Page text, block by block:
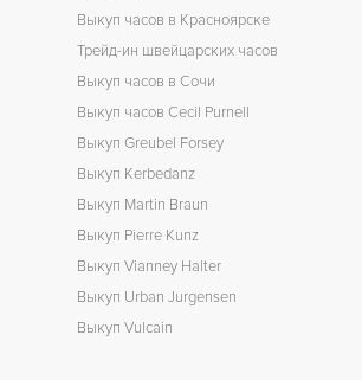
Выкуп часов в Красноярске
Трейд-ин швейцарских часов
Выкуп часов в Сочи
Выкуп часов Cecil Purnell
Выкуп Greubel Forsey
Выкуп Kerbedanz
Выкуп Martin Braun
Выкуп Pierre Kunz
Выкуп Vianney Halter
Выкуп Urban Jurgensen
Выкуп Vulcain